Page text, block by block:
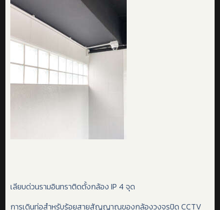
เลียบด่วนรามอินทราติดตั้งกล้อง IP 4 จุด
การเดินท่อสำหรับร้อยสายสัญญาณของกล้องวงจรปิด CCTV